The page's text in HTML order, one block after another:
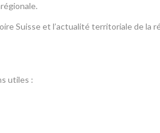
Suisse et l’actualité territoriale de la
utiles :